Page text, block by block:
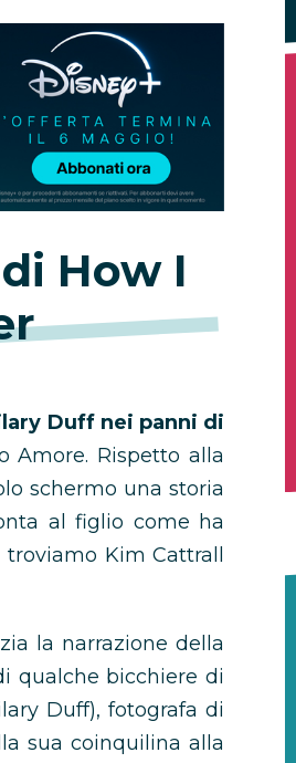
How I
Duff nei panni di
Amore. Rispetto alla
schermo una storia
al figlio come ha
Kim Cattrall
la narrazione della
qualche bicchiere di
Duff), fotografa di
sua coinquilina alla